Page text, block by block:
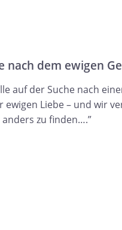
nach dem ewigen
auf der Suche nach
ewigen Liebe – und wir
zu finden….”